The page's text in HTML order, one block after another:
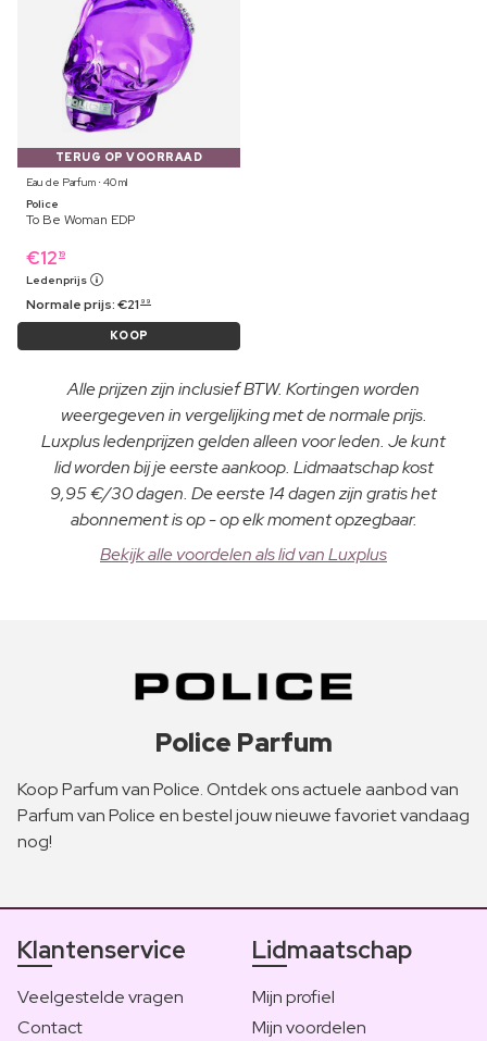
TERUG OP VOORRAAD
Eau de Parfum ⋅ 40 ml
Police
To Be Woman EDP
€12 19
Ledenprijs
Normale prijs:€21 99
KOOP
Alle prijzen zijn inclusief BTW. Kortingen worden
weergegeven in vergelijking met de normale prijs.
Luxplus ledenprijzen gelden alleen voor leden. Je kunt
lid worden bij je eerste aankoop. Lidmaatschap kost
9,95 €/30 dagen. De eerste 14 dagen zijn gratis het
abonnement is op - op elk moment opzegbaar.
Bekijk alle voordelen als lid van Luxplus
Police Parfum
Koop Parfum van Police. Ontdek ons actuele aanbod van
Parfum van Police en bestel jouw nieuwe favoriet vandaag
nog!
Klantenservice
Veelgestelde vragen
Contact
Lidmaatschap
Mijn profiel
Mijn voordelen